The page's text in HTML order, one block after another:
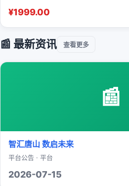
¥1999.00
📰 最新资讯 查看更多
📰
智汇唐山 数启未来
平台公告 · 平台
2026-07-15